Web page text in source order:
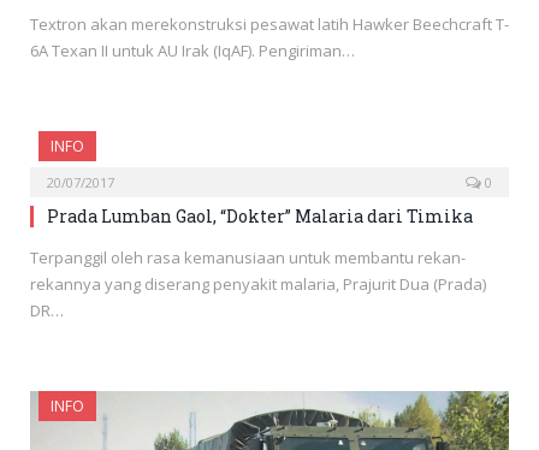
Textron akan merekonstruksi pesawat latih Hawker Beechcraft T-
6A Texan II untuk AU Irak (IqAF). Pengiriman…
INFO
20/07/2017 0
Prada Lumban Gaol, “Dokter” Malaria dari Timika
Terpanggil oleh rasa kemanusiaan untuk membantu rekan-
rekannya yang diserang penyakit malaria, Prajurit Dua (Prada)
DR…
INFO